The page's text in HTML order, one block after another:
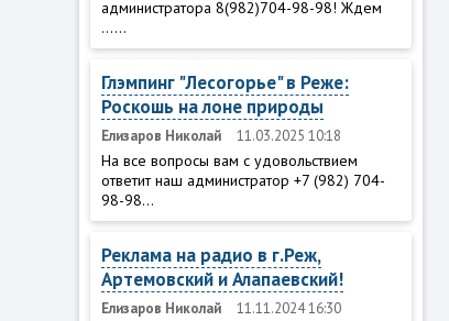
администратора 8(982)704-98-98! Ждем
......
Глэмпинг "Лесогорье" в Реже:
Роскошь на лоне природы
Елизаров Николай 11.03.2025 10:18
На все вопросы вам с удовольствием
ответит наш администратор +7 (982) 704-
98-98...
Реклама на радио в г.Реж,
Артемовский и Алапаевский!
Елизаров Николай 11.11.2024 16:30